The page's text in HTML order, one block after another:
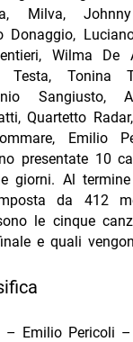
Milva,
Donaggio,
Wilma De
Testa, Tonina
Sangiusto,
Quartetto
Emilio
presentate 10
giorni. Al
da 412
le cinque
e quali
– Emilio Pericoli –